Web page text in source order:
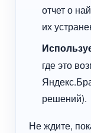
отчет о
их
где это
решений).
Не ждите,